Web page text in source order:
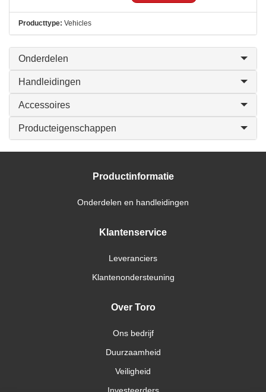
Producttype: Vehicles
Onderdelen
Handleidingen
Accessoires
Producteigenschappen
Productinformatie
Onderdelen en handleidingen
Klantenservice
Leveranciers
Klantenondersteuning
Over Toro
Ons bedrijf
Duurzaamheid
Veiligheid